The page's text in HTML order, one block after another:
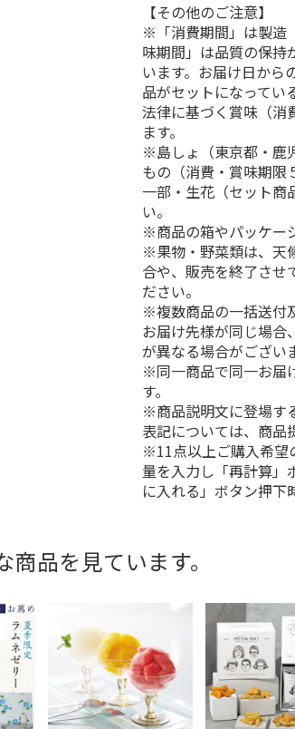
【その他のご注意】
※「消費期間」は製造
味期間」は品質の保持
います。お届け日から
品がセットになってい
法律に基づく賞味（消
ます。
※島しょ（東京都・鹿
もの（消費・賞味期限
一部・生花（セット商
い。
※商品の箱やパッケー
※果物・野菜類は、天
合や、販売を終了させ
ださい。
※複数商品の一括送付
お届け先様が同じ場合
が異なる場合がござい
※同一商品で同一お届
す。
※商品説明文に登場す
表記については、商品
※11点以上ご購入希望
量を入力し「再計算」
に入れる」ボタン押下
品を見ています。